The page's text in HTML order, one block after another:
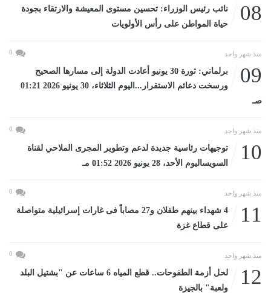
08
نائب رئيس الوزراء: تحسين مستوى المعيشة والارتقاء بجودة
حياة المواطن على رأس الأولويات
منذ شهر واحد 0
09
برلماني: ثورة 30 يونيو أعادت الدولة إلى مسارها الصحيح
ورسخت دعائم الاستقرار...اليوم الثلاثاء، 30 يونيو 2026 01:21
صـ
منذ شهر واحد 0
10
توجيهات رئاسية جديدة لدعم وتطوير المجرى الملاحي لقناة
السويساليوم الأحد، 28 يونيو 2026 01:52 مـ
منذ شهر واحد 0
11
4 شهداء بينهم طفلان و27 مصاباً فى غارات إسرائيلية متواصلة
على قطاع غزة
منذ شهر واحد 0
12
لحل أزمة الطفوحات.. قطع المياه 6 ساعات عن "بشتيل البلد
ولعبة" بالجيزة